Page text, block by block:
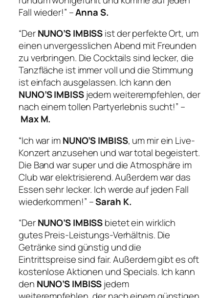
Fall wieder!” –Anna S.
“DerNUNO’S IMBISSist der perfekte Ort, um
einen unvergesslichen Abend mit Freunden
zu verbringen. Die Cocktails sind lecker, die
Tanzfläche ist immer voll und die Stimmung
ist einfach ausgelassen. Ich kann den
NUNO’S IMBISSjedem weiterempfehlen, der
nach einem tollen Partyerlebnis sucht!” –
Max M.
“Ich war imNUNO’S IMBISS, um mir ein Live-
Konzert anzusehen und war total begeistert.
Die Band war super und die Atmosphäre im
Club war elektrisierend. Außerdem war das
Essen sehr lecker. Ich werde auf jeden Fall
wiederkommen!” –Sarah K.
“DerNUNO’S IMBISSbietet ein wirklich
gutes Preis-Leistungs-Verhältnis. Die
Getränke sind günstig und die
Eintrittspreise sind fair. Außerdem gibt es oft
kostenlose Aktionen und Specials. Ich kann
den NUNO’S IMBISSjedem